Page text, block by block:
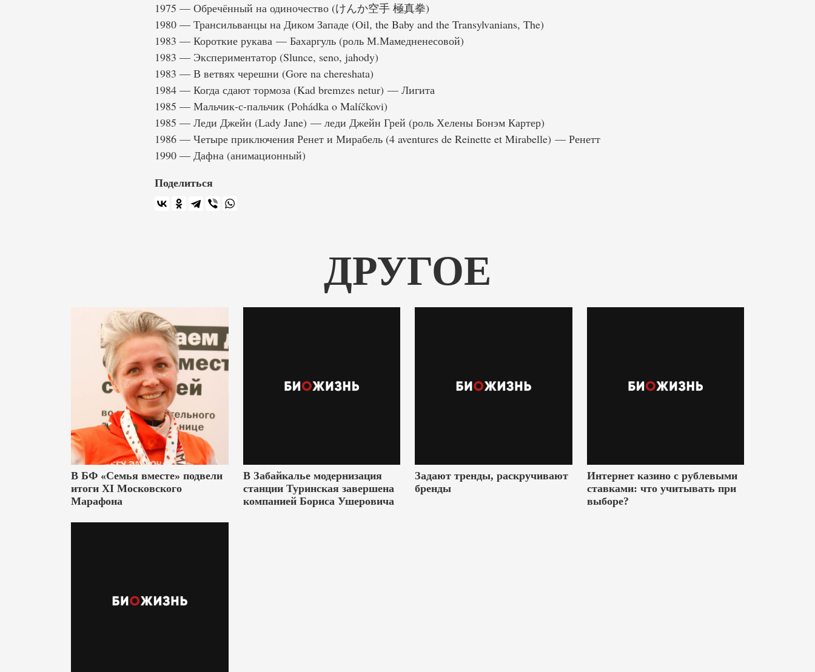
1975 — Обречённый на одиночество (けんか空手 極真拳)
1980 — Трансильванцы на Диком Западе (Oil, the Baby and the Transylvanians, The)
1983 — Короткие рукава — Бахаргуль (роль М.Мамедненесовой)
1983 — Экспериментатор (Slunce, seno, jahody)
1983 — В ветвях черешни (Gore na chereshata)
1984 — Когда сдают тормоза (Kad bremzes netur) — Лигита
1985 — Мальчик-с-пальчик (Pohádka o Malíčkovi)
1985 — Леди Джейн (Lady Jane) — леди Джейн Грей (роль Хелены Бонэм Картер)
1986 — Четыре приключения Ренет и Мирабель (4 aventures de Reinette et Mirabelle) — Ренетт
1990 — Дафна (анимационный)
Поделиться
ДРУГОЕ
В БФ «Семья вместе» подвели
итоги XI Московского
Марафона
В Забайкалье модернизация
станции Туринская завершена
компанией Бориса Ушеровича
Задают тренды, раскручивают
бренды
Интернет казино с рублевыми
ставками: что учитывать при
выборе?